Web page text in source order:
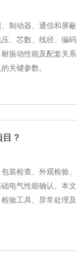
制动器、通信和屏蔽
、芯数、线径、编码
振动性能及配套关系
关键参数。
？
装检查、外观检验、
电气性能确认。本文
验工具、异常处理及